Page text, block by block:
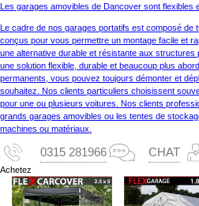
Les garages amovibles de Dancover sont flexibles
Le cadre de nos garages portatifs est composé de
conçus pour vous permettre un montage facile et
une alternative durable et résistante aux structures
une solution flexible, durable et beaucoup plus
permanents, vous pouvez toujours démonter et
souhaitez. Nos clients particuliers choisissent
pour une ou plusieurs voitures. Nos clients
grands garages amovibles ou les tentes de
machines ou matériaux.
0315 281966 CHAT
Achetez